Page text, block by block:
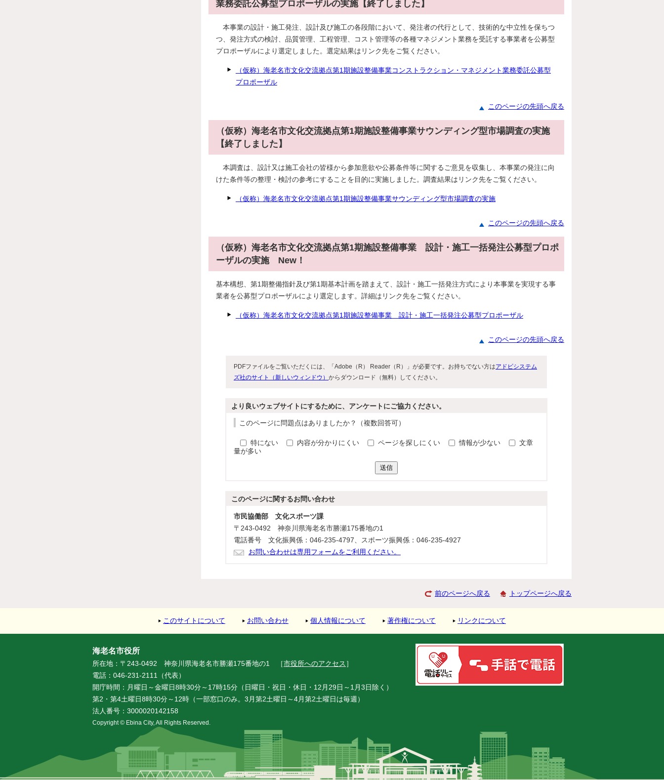
業務委託公募型プロポーザルの実施【終了しました】
本事業の設計・施工発注、設計及び施工の各段階において、発注者の代行として、技術的な中立性を保ちつ
つ、発注方式の検討、品質管理、工程管理、コスト管理等の各種マネジメント業務を受託する事業者を公募型
プロポーザルにより選定しました。選定結果はリンク先をご覧ください。
（仮称）海老名市文化交流拠点第1期施設整備事業コンストラクション・マネジメント業務委託公募型
プロポーザル
このページの先頭へ戻る
（仮称）海老名市文化交流拠点第1期施設整備事業サウンディング型市場調査の実施
【終了しました】
本調査は、設計又は施工会社の皆様から参加意欲や公募条件等に関するご意見を収集し、本事業の発注に向
けた条件等の整理・検討の参考にすることを目的に実施しました。調査結果はリンク先をご覧ください。
（仮称）海老名市文化交流拠点第1期施設整備事業サウンディング型市場調査の実施
このページの先頭へ戻る
（仮称）海老名市文化交流拠点第1期施設整備事業 設計・施工一括発注公募型プロポ
ーザルの実施 New！
基本構想、第1期整備指針及び第1期基本計画を踏まえて、設計・施工一括発注方式により本事業を実現する事
業者を公募型プロポーザルにより選定します。詳細はリンク先をご覧ください。
（仮称）海老名市文化交流拠点第1期施設整備事業 設計・施工一括発注公募型プロポーザル
このページの先頭へ戻る
PDFファイルをご覧いただくには、「Adobe（R） Reader（R）」が必要です。お持ちでない方はアドビシステム
ズ社のサイト（新しいウィンドウ） からダウンロード（無料）してください。
より良いウェブサイトにするために、アンケートにご協力ください。
このページに問題点はありましたか？（複数回答可）
特にない 内容が分かりにくい ページを探しにくい 情報が少ない
文章
量が多い
送信
このページに関するお問い合わせ
市民協働部 文化スポーツ課
〒243-0492 神奈川県海老名市勝瀬175番地の1
電話番号 文化振興係：046-235-4797、スポーツ振興係：046-235-4927
お問い合わせは専用フォームをご利用ください。
前のページへ戻る トップページへ戻る
このサイトについて お問い合わせ 個人情報について 著作権について リンクについて
海老名市役所
所在地：〒243-0492 神奈川県海老名市勝瀬175番地の1 ［市役所へのアクセス ］
電話：046-231-2111（代表）
開庁時間：月曜日～金曜日8時30分～17時15分（日曜日・祝日・休日・12月29日～1月3日除く）
第2・第4土曜日8時30分～12時（一部窓口のみ。3月第2土曜日～4月第2土曜日は毎週）
法人番号：3000020142158
Copyright © Ebina City, All Rights Reserved.